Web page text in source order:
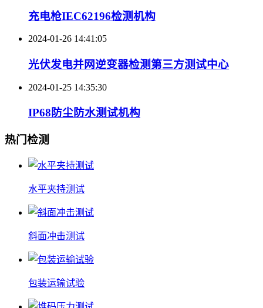
充电枪IEC62196检测机构
2024-01-26 14:41:05
光伏发电并网逆变器检测第三方测试中心
2024-01-25 14:35:30
IP68防尘防水测试机构
热门检测
水平夹持测试
斜面冲击测试
包装运输试验